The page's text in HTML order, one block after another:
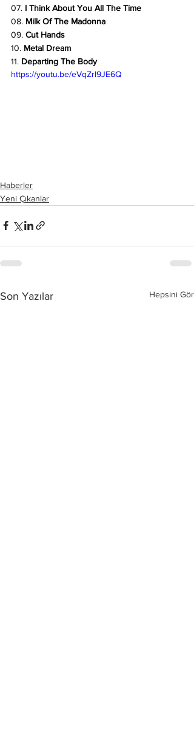
07. I Think About You All The Time
08. Milk Of The Madonna
09. Cut Hands
10. Metal Dream
11. Departing The Body
https://youtu.be/eVqZrI9JE6Q
Haberler
Yeni Çıkanlar
Son Yazılar Hepsini Gör